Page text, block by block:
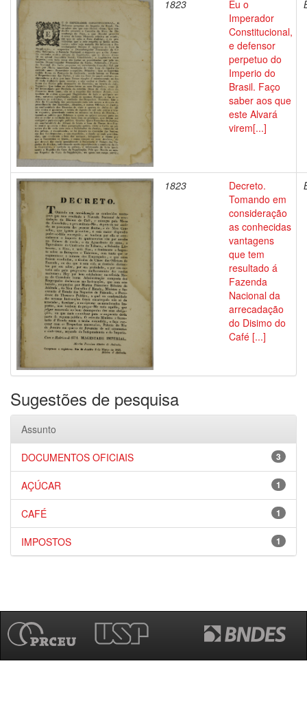
1823
Eu o
Imperador
Constitucional,
e defensor
perpetuo do
Imperio do
Brasil. Faço
saber aos que
este Alvará
virem[...]
1823
Decreto.
Tomando em
consideração
as conhecidas
vantagens
que tem
resultado á
Fazenda
Nacional da
arrecadação
do Disimo do
Café [...]
Sugestões de pesquisa
Assunto
3
DOCUMENTOS OFICIAIS
1
AÇÚCAR
1
CAFÉ
1
IMPOSTOS